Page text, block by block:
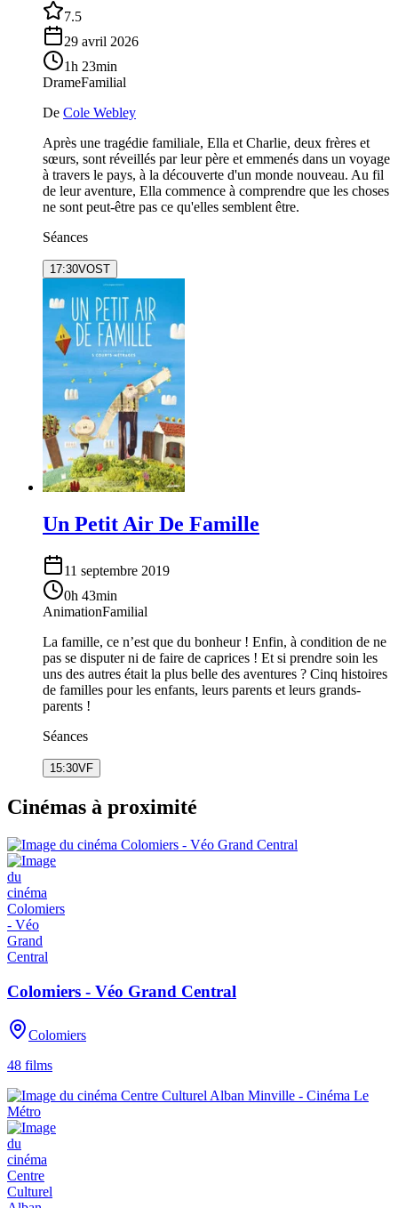
7.5
29 avril 2026
1h 23min
DrameFamilial
De Cole Webley
Après une tragédie familiale, Ella et Charlie, deux frères et
sœurs, sont réveillés par leur père et emmenés dans un voyage
à travers le pays, à la découverte d'un monde nouveau. Au fil
de leur aventure, Ella commence à comprendre que les choses
ne sont peut-être pas ce qu'elles semblent être.
Séances
17:30VOST
Un Petit Air De Famille
11 septembre 2019
0h 43min
AnimationFamilial
La famille, ce n’est que du bonheur ! Enfin, à condition de ne
pas se disputer ni de faire de caprices ! Et si prendre soin les
uns des autres était la plus belle des aventures ? Cinq histoires
de familles pour les enfants, leurs parents et leurs grands-
parents !
Séances
15:30VF
Cinémas à proximité
Colomiers - Véo Grand Central
Colomiers
48 films